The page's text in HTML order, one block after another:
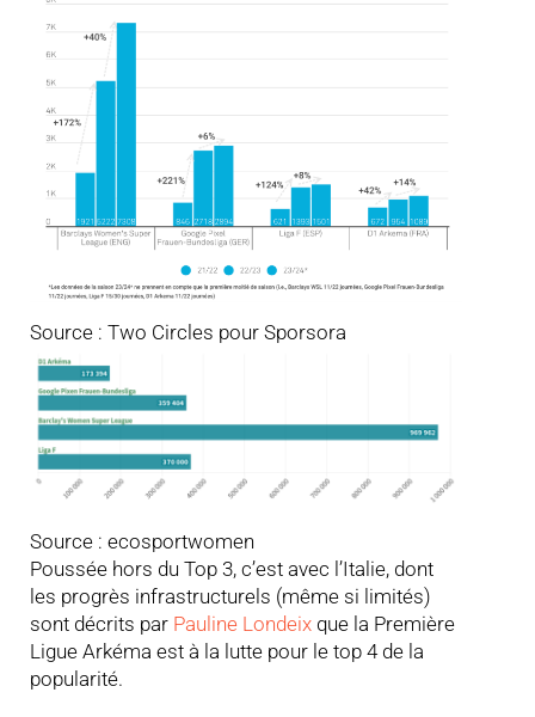
Source : Two Circles pour Sporsora
Source : ecosportwomen
Poussée hors du Top 3, c’est avec l’Italie, dont
les progrès infrastructurels (même si limités)
sont décrits par Pauline Londeixque la Première
Ligue Arkéma est à la lutte pour le top 4 de la
popularité.